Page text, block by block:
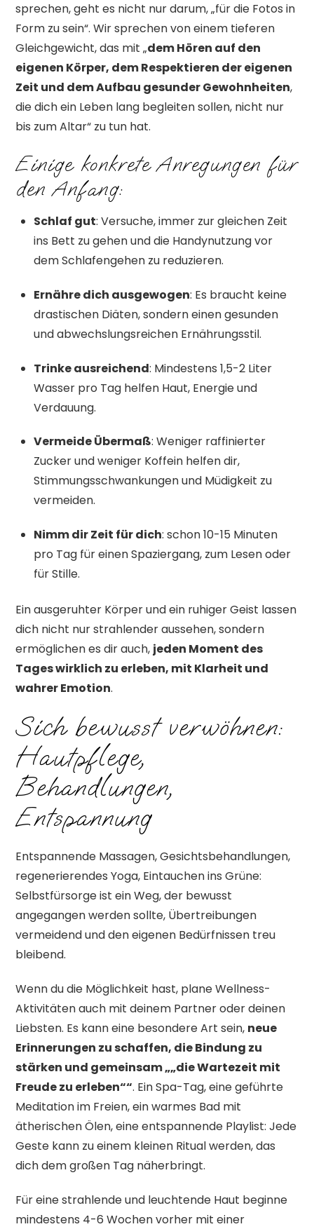
sprechen, geht es nicht nur darum, „für die Fotos in
Form zu sein“. Wir sprechen von einem tieferen
Gleichgewicht, das mit „dem Hören auf den
eigenen Körper, dem Respektieren der eigenen
Zeit und dem Aufbau gesunder Gewohnheiten,
die dich ein Leben lang begleiten sollen, nicht nur
bis zum Altar“ zu tun hat.
Einige konkrete Anregungen für
den Anfang:
Schlaf gut: Versuche, immer zur gleichen Zeit
ins Bett zu gehen und die Handynutzung vor
dem Schlafengehen zu reduzieren.
Ernähre dich ausgewogen: Es braucht keine
drastischen Diäten, sondern einen gesunden
und abwechslungsreichen Ernährungsstil.
Trinke ausreichend: Mindestens 1,5-2 Liter
Wasser pro Tag helfen Haut, Energie und
Verdauung.
Vermeide Übermaß: Weniger raffinierter
Zucker und weniger Koffein helfen dir,
Stimmungsschwankungen und Müdigkeit zu
vermeiden.
Nimm dir Zeit für dich: schon 10-15 Minuten
pro Tag für einen Spaziergang, zum Lesen oder
für Stille.
Ein ausgeruhter Körper und ein ruhiger Geist lassen
dich nicht nur strahlender aussehen, sondern
ermöglichen es dir auch, jeden Moment des
Tages wirklich zu erleben, mit Klarheit und
wahrer Emotion.
Sich bewusst verwöhnen:
Hautpflege,
Behandlungen,
Entspannung
Entspannende Massagen, Gesichtsbehandlungen,
regenerierendes Yoga, Eintauchen ins Grüne:
Selbstfürsorge ist ein Weg, der bewusst
angegangen werden sollte, Übertreibungen
vermeidend und den eigenen Bedürfnissen treu
bleibend.
Wenn du die Möglichkeit hast, plane Wellness-
Aktivitäten auch mit deinem Partner oder deinen
Liebsten. Es kann eine besondere Art sein, neue
Erinnerungen zu schaffen, die Bindung zu
stärken und gemeinsam „„die Wartezeit mit
Freude zu erleben““. Ein Spa-Tag, eine geführte
Meditation im Freien, ein warmes Bad mit
ätherischen Ölen, eine entspannende Playlist: Jede
Geste kann zu einem kleinen Ritual werden, das
dich dem großen Tag näherbringt.
Für eine strahlende und leuchtende Haut beginne
mindestens 4-6 Wochen vorher mit einer